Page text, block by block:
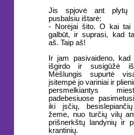
Jis spjovė ant plytų
pusbalsiu ištarė:
- Norėjai šito. O kai tai
galbūt, ir suprasi, kad
aš. Taip aš!
Ir jam pasivaideno,
išgirdo ir susigūžė
Mėšlungis supurtė
įsitempė jo variniai ir
persmelkiantys
padebesiuose
iki įsčių,
žeme, nuo turčių vilų
prišnerkštų landynių ir
krantinių.